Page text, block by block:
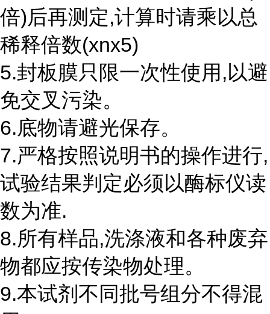
倍)后再测定,计算时请乘以总
稀释倍数(xnx5)
5.封板膜只限一次性使用,以避
免交叉污染。
6.底物请避光保存。
7.严格按照说明书的操作进行,
试验结果判定必须以酶标仪读
数为准.
8.所有样品,洗涤液和各种废弃
物都应按传染物处理。
9.本试剂不同批号组分不得混